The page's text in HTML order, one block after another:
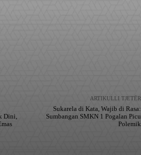
Dini,
ARTIKULLI TJETËR
Sukarela di Kata, Wajib di Rasa:
Sumbangan SMKN 1 Pogalan Picu
Polemik